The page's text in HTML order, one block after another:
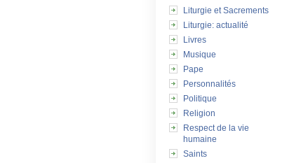
Liturgie et Sacrements
Liturgie: actualité
Livres
Musique
Pape
Personnalités
Politique
Religion
Respect de la vie
humaine
Saints